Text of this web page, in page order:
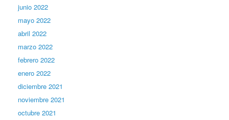
junio 2022
mayo 2022
abril 2022
marzo 2022
febrero 2022
enero 2022
diciembre 2021
noviembre 2021
octubre 2021